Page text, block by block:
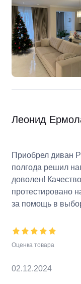
Леонид
Приобрел диван
полгода решил
доволен!
протестировано
за помощь в
Оценка товара
02.12.2024